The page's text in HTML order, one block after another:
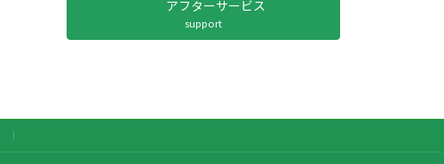
アフターサービス
support